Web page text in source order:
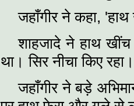
जहाँगीर ने कहा,
शाहजादे ने हाथ
था। सिर नीचा किए रहा।
जहाँगीर ने बड़े